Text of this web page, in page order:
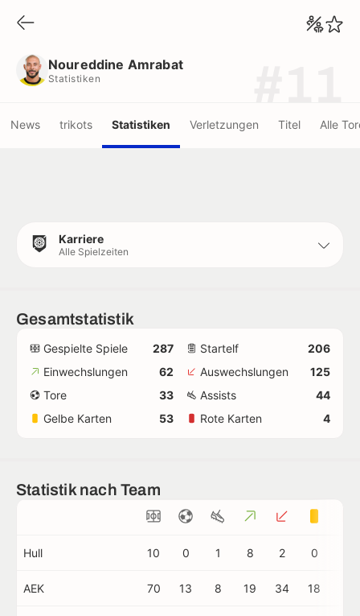
Noureddine Amrabat
Statistiken
News trikots Statistiken Verletzungen Titel Alle
Karriere
Alle Spielzeiten
Gesamtstatistik
Gespielte Spiele 287 Startelf
206
Einwechslungen
62 Auswechslungen
125
Tore
33 Assists
44
Gelbe Karten
53 Rote Karten 4
Statistik nach Team
Hull 10 0 1 8 2 0
AEK 70 13 8 19 34 18